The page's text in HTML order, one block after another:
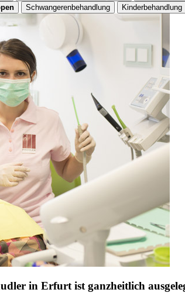
Schwangerenbehandlung Kinderbehandlung
in Erfurt ist ganzheitlich